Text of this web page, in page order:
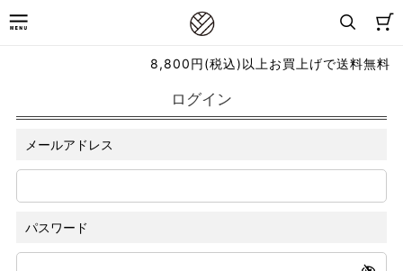
8,800円(税込)以上お買上げで送料無料
ログイン
メールアドレス
パスワード